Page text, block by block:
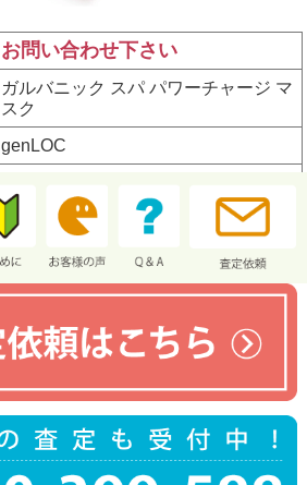
お問い合わせ下さい
ガルバニック スパ パワーチャージ マ
スク
genLOC
3002108